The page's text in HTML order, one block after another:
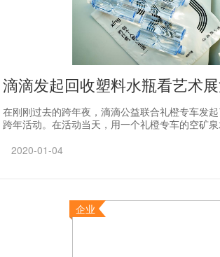
滴滴发起回收塑料水瓶看艺术
在刚刚过去的跨年夜，滴滴公益联合礼橙专车发起
跨年活动。在活动当天，用一个礼橙专车的空矿
2020-01-04
企业